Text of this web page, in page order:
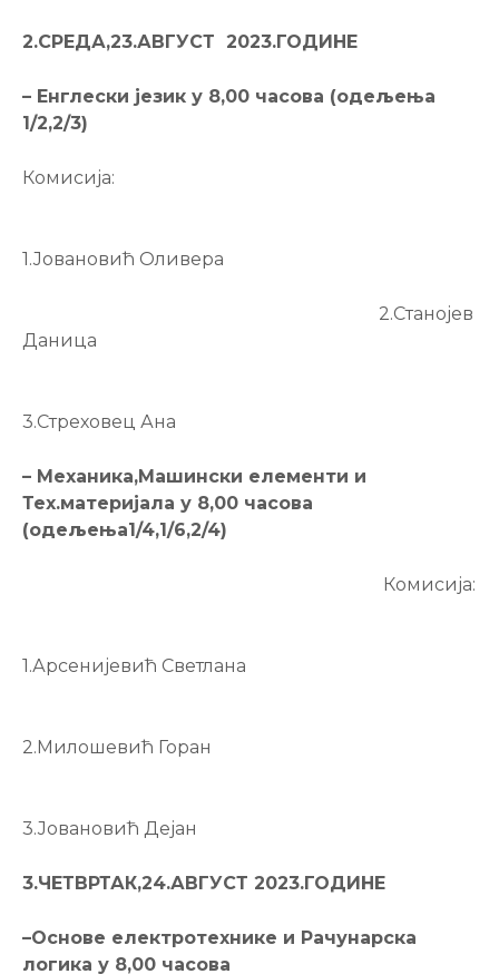
2.СРЕДА,23.АВГУСТ 2023.ГОДИНЕ
– Енглески језик у 8,00 часова (одељења
1/2,2/3)
Комисија:
1.Јовановић Оливера
2.Станојев
Даница
3.Стреховец Ана
– Механика,Машински елементи и
Тех.материјала у 8,00 часова
(одељења1/4,1/6,2/4)
Комисија:
1.Арсенијевић Светлана
2.Милошевић Горан
3.Јовановић Дејан
3.ЧЕТВРТАК,24.АВГУСТ 2023.ГОДИНЕ
–Основе електротехнике и Рачунарска
логика у 8,00 часова